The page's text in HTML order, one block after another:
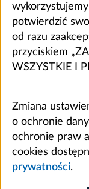
potwierdzić
od razu
przyciskiem
WSZYSTKIE I
Zmiana
o ochronie
ochronie praw
cookies
prywatności.